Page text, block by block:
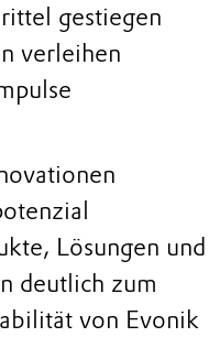
gestiegen
verleihen
Lösungen und
deutlich zum
von Evonik